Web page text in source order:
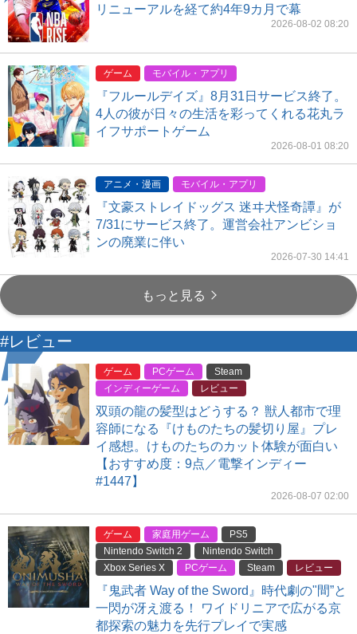
リニューアルを経て約4年9カ月で幕
2026-08-02 08:20
ゲーム モバイル・アプリ
『フルールデイズ』8月31日サービス終了。
4人の彼が日々の生活を彩ってくれる花丸ラ
イフサポートゲーム
2026-08-01 08:20
アニメ・漫画 モバイル・アプリ
『文豪ストレイドッグス 迷ヰ犬怪奇譚』が
7/31にサービス終了。運営会社アンビショ
ンの廃業に伴い
2026-07-30 14:41
もっと見る
#レビュー
ゲーム PCゲーム
Steam
インディーゲーム
レビュー
双頭の龍の髪型はどうする？ 獣人都市で理
容師になる『けものたちの髪切り屋』プレ
イ感想。けものたちのカット体験が面白い
【おすすめ度：9点／電撃インディー
#1447】
2026-08-07 02:00
ゲーム 家庭用ゲーム
PS5
Nintendo Switch 2
Nintendo Switch
Xbox Series X
PCゲーム Steam レビュー
『鬼武者 Way of the Sword』時代劇の"間”と
一閃が冴え渡る！ ワイドリニアで広がる京
都探索の魅力を先行プレイで実感